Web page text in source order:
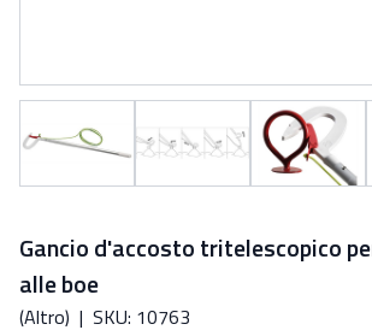
Gancio d'accosto tritelescopico
alle boe
(Altro) | SKU: 10763